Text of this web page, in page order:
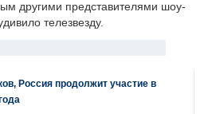
другими представителями шоу-
телезвезду.
Россия продолжит участие в